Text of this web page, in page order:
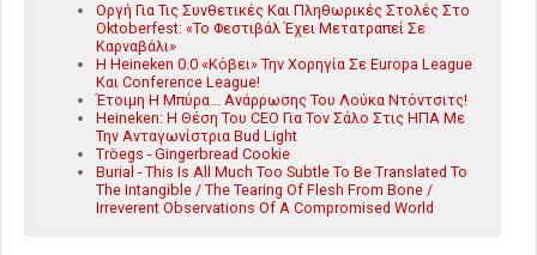
Οργή Για Τις Συνθετικές Και Πληθωρικές Στολές Στο
Oktoberfest: «Το Φεστιβάλ Έχει Μετατραπεί Σε
Καρναβάλι»
Η Heineken 0.0 «Κόβει» Την Χορηγία Σε Europa League
Και Conference League!
Έτοιμη Η Μπύρα... Ανάρρωσης Του Λούκα Ντόντσιτς!
Heineken: Η Θέση Του CEO Για Τον Σάλο Στις ΗΠΑ Με
Την Ανταγωνίστρια Bud Light
Tröegs - Gingerbread Cookie
Burial - This Is All Much Too Subtle To Be Translated To
The Intangible / The Tearing Of Flesh From Bone /
Irreverent Observations Of A Compromised World